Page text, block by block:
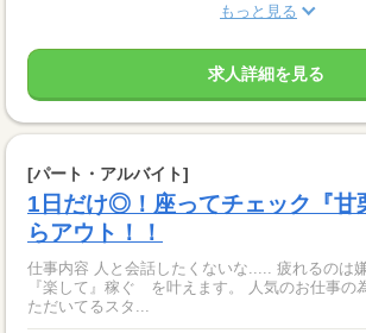
もっと見る
求人詳細を見る
[パート・アルバイト]
1日だけ◎！座ってチェック『甘
らアウト！！
仕事内容 人と会話したくないな..... 疲れるのは嫌だな。。。 など
『楽して』稼ぐ を叶えます。 人気のお仕事の為、既に登録してい
ただいてるスタ...